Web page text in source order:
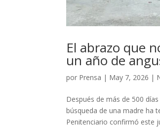
El abrazo que
un año de
por Prensa | May 7, 2026 |
Después de más de 500
búsqueda de una madre ha
Penitenciario confirmó este